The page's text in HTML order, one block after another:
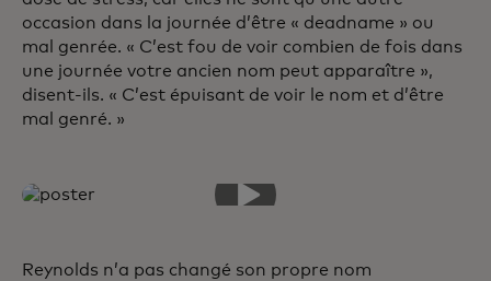
occasion dans la journée d’être « deadname » ou
mal genrée. « C’est fou de voir combien de fois dans
une journée votre ancien nom peut apparaître »,
disent-ils. « C’est épuisant de voir le nom et d’être
mal genré. »
Reynolds n’a pas changé son propre nom